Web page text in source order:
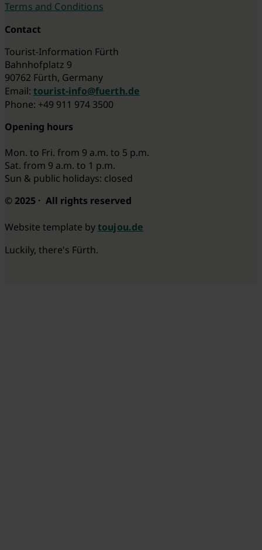
Terms and Conditions
Contact
Tourist-Information Fürth
Bahnhofplatz 9
90762 Fürth, Germany
Email: tourist-info@fuerth.de
Phone: +49 911 974 3500
Opening hours
Mon. to Fri. from 9 a.m. to 5 p.m.
Sat. from 9 a.m. to 1 p.m.
Sun & public holidays: closed
© 2025 · All rights reserved
Website template bytoujou.de
Luckily, there's Fürth.